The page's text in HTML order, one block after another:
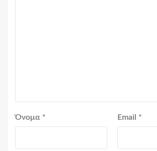
Όνομα * Email *